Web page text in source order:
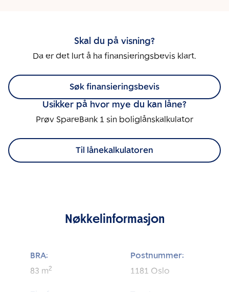
Skal du på visning?
Da er det lurt å ha finansieringsbevis klart.
Søk finansieringsbevis
Usikker på hvor mye du kan låne?
Prøv SpareBank 1 sin boliglånskalkulator
Til lånekalkulatoren
Nøkkelinformasjon
BRA:
83 m2
Postnummer:
1181 Oslo